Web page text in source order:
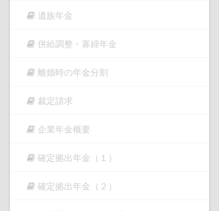
遺族年金
併給調整・寡婦年金
離婚時の年金分割
裁定請求
企業年金概要
確定拠出年金（１）
確定拠出年金（２）